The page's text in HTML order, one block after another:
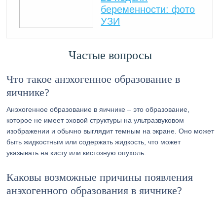
беременности: фото
УЗИ
Частые вопросы
Что такое анэхогенное образование в
яичнике?
Анэхогенное образование в яичнике – это образование,
которое не имеет эховой структуры на ультразвуковом
изображении и обычно выглядит темным на экране. Оно может
быть жидкостным или содержать жидкость, что может
указывать на кисту или кистозную опухоль.
Каковы возможные причины появления
анэхогенного образования в яичнике?